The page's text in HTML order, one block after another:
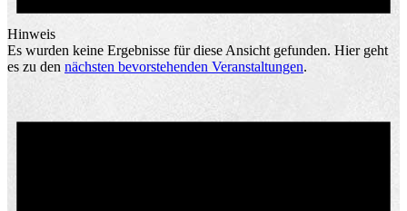
Hinweis
Es wurden keine Ergebnisse für diese Ansicht gefunden. Hier geht
es zu den nächsten bevorstehenden Veranstaltungen.